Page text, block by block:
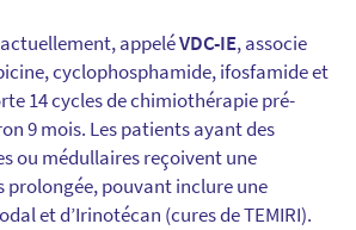
appeléVDC-IE, associe
cyclophosphamide, ifosfamide et
14 cycles de chimiothérapie pré-
9 mois. Les patients ayant des
ou médullaires reçoivent une
pouvant inclure une
et d’Irinotécan (cures de TEMIRI).